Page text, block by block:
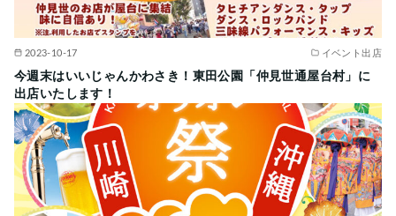
2023-10-17 イベント出店
今週末はいいじゃんかわさき！東田公園「仲見世通屋台村」に
出店いたします！